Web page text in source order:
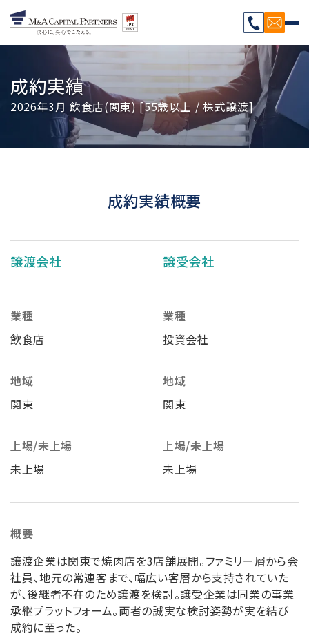
成約実績
2026年3月 飲食店(関東) [55歳以上 / 株式譲渡]
成約実績概要
譲渡会社
業種
飲食店
地域
関東
上場/未上場
未上場
譲受会社
業種
投資会社
地域
関東
上場/未上場
未上場
概要
譲渡企業は関東で焼肉店を3店舗展開。ファミリー層から会
社員、地元の常連客まで、幅広い客層から支持されていた
が、後継者不在のため譲渡を検討。譲受企業は同業の事業
承継プラットフォーム。両者の誠実な検討姿勢が実を結び
成約に至った。